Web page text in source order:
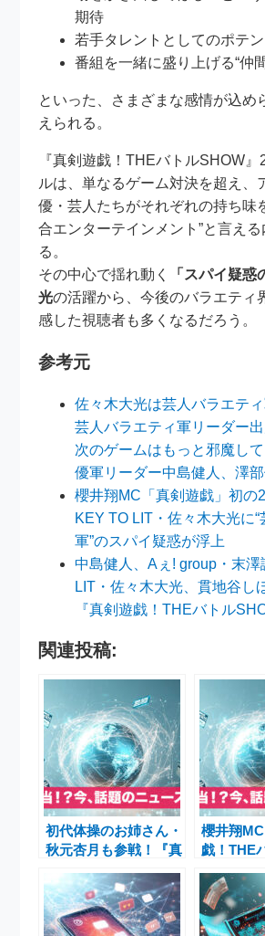
期待
若手タレントとしてのポテ
番組を一緒に盛り上げる“仲
といった、さまざまな感情が込め
えられる。
『真剣遊戯！THEバトルSHOW』
ルは、単なるゲーム対決を超え、
優・芸人たちがそれぞれの持ち味
合エンターテインメント”と言え
る。
その中心で揺れ動く
「スパイ疑
光の活躍から、今後のバラエティ
感した視聴者も多くなるだろう。
参考元
佐々木大光は芸人バラエテ
芸人バラエティ軍リーダー出
次のゲームはもっと邪魔し
優軍リーダー中島健人、澤部
櫻井翔MC「真剣遊戯」初の
KEY TO LIT・佐々木大光に“
軍”のスパイ疑惑が浮上
中島健人、Aぇ! group・末
LIT・佐々木大光、貫地谷し
『真剣遊戯！THEバトル
関連投稿:
初代体操のお姉さん・
秋元杏月も参戦！『真
SHOW』で阿部亮平
vs春日俊彰の頭脳＆
肉体バトル
櫻井翔
戯！THE
参戦で白
野尾慧・
絵莉らが